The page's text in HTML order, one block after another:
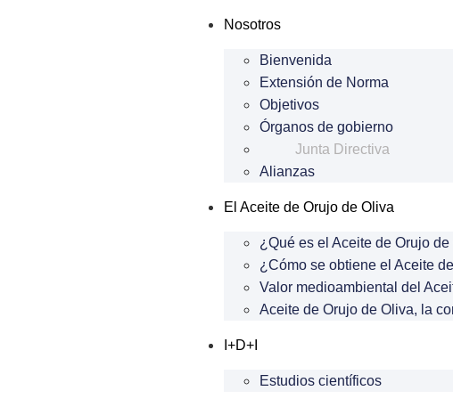
Nosotros
Bienvenida
Extensión de Norma
Objetivos
Órganos de gobierno
Junta Directiva
Alianzas
El Aceite de Orujo de Oliva
¿Qué es el Aceite de Orujo
¿Cómo se obtiene el Aceite
Valor medioambiental del
Aceite de Orujo de Oliva, la
I+D+I
Estudios científicos